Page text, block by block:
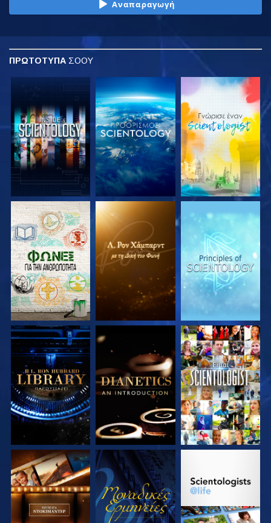
Αναπαραγωγή
ΠΡΩΤΟΤΥΠΑ ΣΟΟΥ
ΕΞΕΡΕΥΝΗΣΤΕ ΤΗ
ΣΕΙΡΑ
ΕΞΕΡΕΥΝΗΣΤΕ ΤΗ
ΣΕΙΡΑ
ΕΞΕΡΕΥΝΗΣΤΕ ΤΗ
ΣΕΙΡΑ
ΕΞΕΡΕΥΝΗΣΤΕ ΤΗ
ΣΕΙΡΑ
ΕΞΕΡΕΥΝΗΣΤΕ ΤΗ
ΣΕΙΡΑ
ΠΑΡΑΚΟΛΟΥΘΗΣΤΕ
ΕΞΕΡΕΥΝΗΣΤΕ ΤΗ
ΣΕΙΡΑ
ΠΑΡΑΚΟΛΟΥΘΗΣΤΕ
ΕΞΕΡΕΥΝΗΣΤΕ ΤΗ